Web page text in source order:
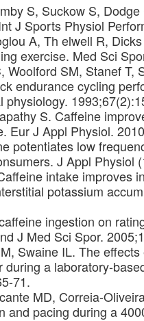
S, Suckow S,
J Sports Physiol
A, Th elwell R,
exercise. Med Sci
SM, Stanef T,
endurance cycling
S. Caffeine
Eur J Appl Physiol.
potentiates low
J Appl Physiol
intake improves
potassium
ingestion on
J Med Sci Spor.
Swaine IL. The
a laboratory-
71.
MD, Correia-
and pacing during a